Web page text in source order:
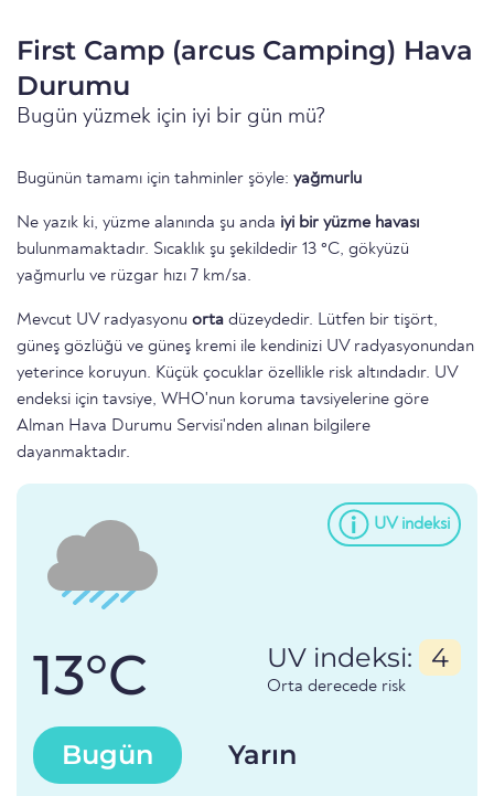
First Camp (arcus Camping) Hava
Durumu
Bugün yüzmek için iyi bir gün mü?
Bugünün tamamı için tahminler şöyle: yağmurlu
Ne yazık ki, yüzme alanında şu anda iyi bir yüzme havası
bulunmamaktadır. Sıcaklık şu şekildedir 13 °C, gökyüzü
yağmurlu ve rüzgar hızı 7 km/sa.
Mevcut UV radyasyonu orta düzeydedir. Lütfen bir tişört,
güneş gözlüğü ve güneş kremi ile kendinizi UV radyasyonundan
yeterince koruyun. Küçük çocuklar özellikle risk altındadır. UV
endeksi için tavsiye, WHO'nun koruma tavsiyelerine göre
Alman Hava Durumu Servisi'nden alınan bilgilere
dayanmaktadır.
UV indeksi
13°C UV indeksi: 4
Orta derecede risk
Bugün Yarın